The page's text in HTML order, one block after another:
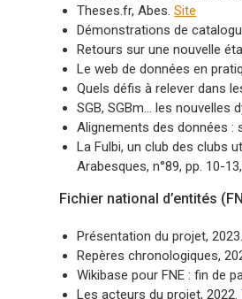
Theses.fr, Abes.Site
Démonstrations de
Retours sur une nouvelle
Le web de données en
Quels défis à relever dans
SGB, SGBm… les nouvelles
Alignements des données :
La Fulbi, un club des clubs
Arabesques, n°89, pp. 10-
Fichier national d’entités
Présentation du projet,
Repères chronologiques,
Wikibase pour FNE : fin de
Les acteurs du projet, 2022.